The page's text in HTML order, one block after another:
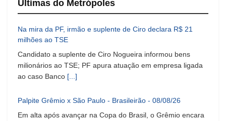
Últimas do Metrópoles
Na mira da PF, irmão e suplente de Ciro declara R$ 21
milhões ao TSE
Candidato a suplente de Ciro Nogueira informou bens
milionários ao TSE; PF apura atuação em empresa ligada
ao caso Banco [...]
Palpite Grêmio x São Paulo - Brasileirão - 08/08/26
Em alta após avançar na Copa do Brasil, o Grêmio encara